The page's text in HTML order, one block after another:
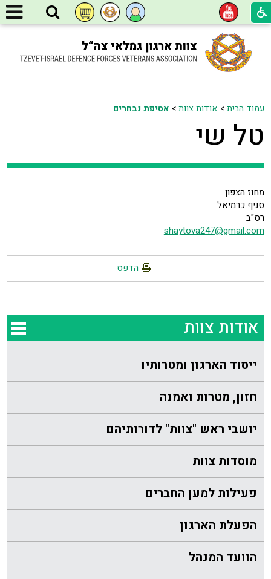
עמוד הבית> אודות צוות> אסיפת נבחרים
טל שי
מחוז הצפון
סניף כרמיאל
רס"ב
shaytova247@gmail.com
הדפס
אודות צוות
ייסוד הארגון ומטרותיו
חזון, מטרות ואמנה
יושבי ראש "צוות" לדורותיהם
מוסדות צוות
פעילות למען החברים
הפעלת הארגון
הוועד המנהל